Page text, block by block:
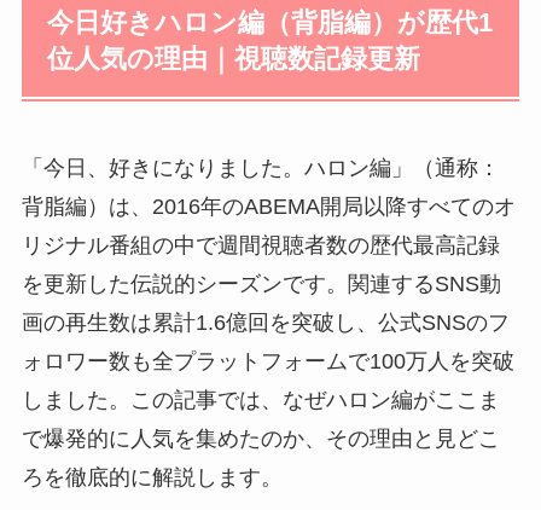
今日好きハロン編（背脂編）が歴代1
位人気の理由｜視聴数記録更新
「今日、好きになりました。ハロン編」（通称：
背脂編）は、2016年のABEMA開局以降すべてのオ
リジナル番組の中で週間視聴者数の歴代最高記録
を更新した伝説的シーズンです。関連するSNS動
画の再生数は累計1.6億回を突破し、公式SNSのフ
ォロワー数も全プラットフォームで100万人を突破
しました。この記事では、なぜハロン編がここま
で爆発的に人気を集めたのか、その理由と見どこ
ろを徹底的に解説します。